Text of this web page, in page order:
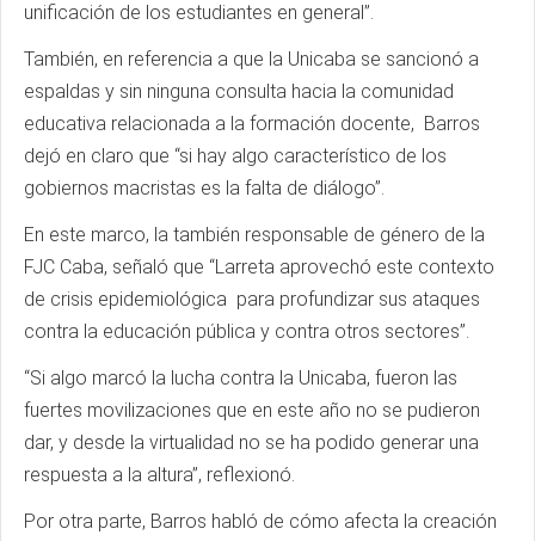
unificación de los estudiantes en general”.
También, en referencia a que la Unicaba se sancionó a
espaldas y sin ninguna consulta hacia la comunidad
educativa relacionada a la formación docente, Barros
dejó en claro que “si hay algo característico de los
gobiernos macristas es la falta de diálogo”.
En este marco, la también responsable de género de la
FJC Caba, señaló que “Larreta aprovechó este contexto
de crisis epidemiológica para profundizar sus ataques
contra la educación pública y contra otros sectores”.
“Si algo marcó la lucha contra la Unicaba, fueron las
fuertes movilizaciones que en este año no se pudieron
dar, y desde la virtualidad no se ha podido generar una
respuesta a la altura”, reflexionó.
Por otra parte, Barros habló de cómo afecta la creación